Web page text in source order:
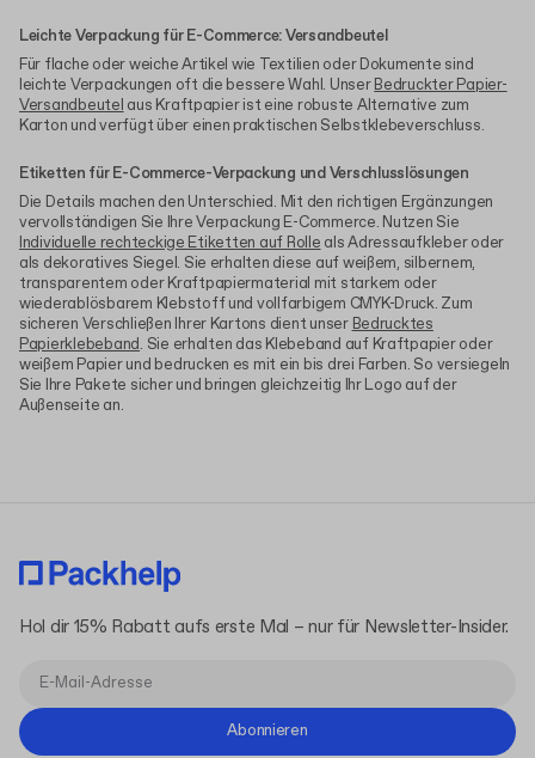
Leichte Verpackung für E-Commerce: Versandbeutel
Für flache oder weiche Artikel wie Textilien oder Dokumente sind
leichte Verpackungen oft die bessere Wahl. UnserBedruckter Papier-
Versandbeutel aus Kraftpapier ist eine robuste Alternative zum
Karton und verfügt über einen praktischen Selbstklebeverschluss.
Etiketten für E-Commerce-Verpackung und Verschlusslösungen
Die Details machen den Unterschied. Mit den richtigen Ergänzungen
vervollständigen Sie Ihre Verpackung E-Commerce. Nutzen Sie
Individuelle rechteckige Etiketten auf Rolle als Adressaufkleber oder
als dekoratives Siegel. Sie erhalten diese auf weißem, silbernem,
transparentem oder Kraftpapiermaterial mit starkem oder
wiederablösbarem Klebstoff und vollfarbigem CMYK-Druck. Zum
sicheren Verschließen Ihrer Kartons dient unser Bedrucktes
Papierklebeband. Sie erhalten das Klebeband auf Kraftpapier oder
weißem Papier und bedrucken es mit ein bis drei Farben. So versiegeln
Sie Ihre Pakete sicher und bringen gleichzeitig Ihr Logo auf der
Außenseite an.
Hol dir 15% Rabatt aufs erste Mal – nur für Newsletter-Insider.
Abonnieren